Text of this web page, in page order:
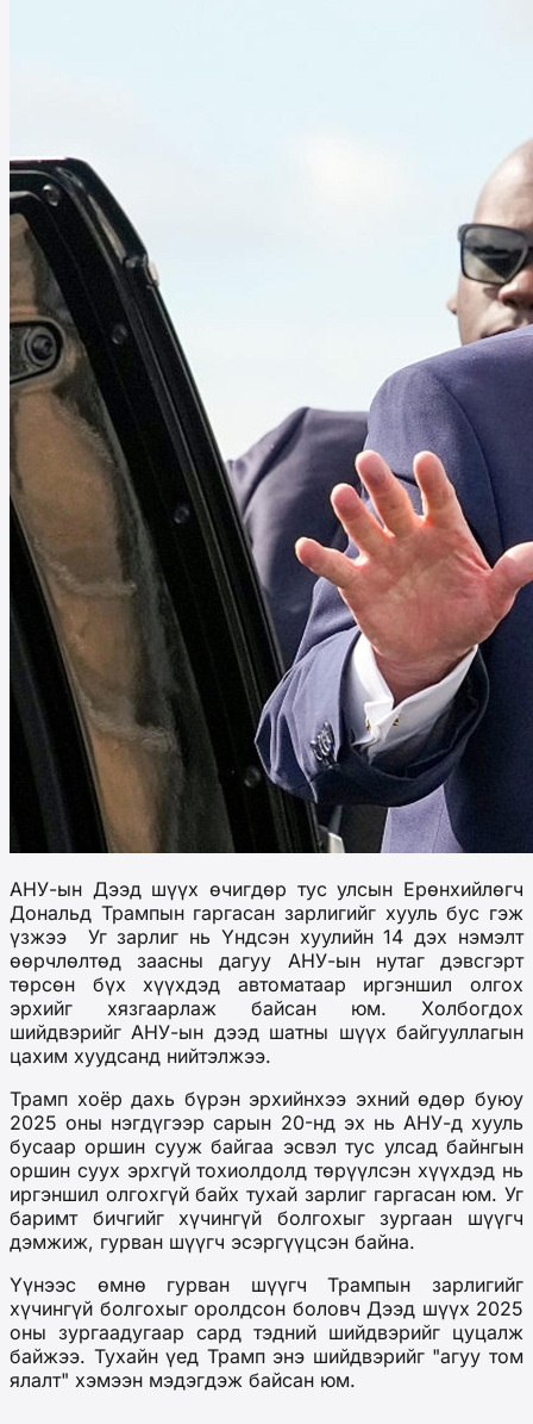
АНУ-ын Дээд шүүх өчигдөр тус улсын Ерөнхийлөгч
Дональд Трампын гаргасан зарлигийг хууль бус гэж
үзжээ Уг зарлиг нь Үндсэн хуулийн 14 дэх нэмэлт
өөрчлөлтөд заасны дагуу АНУ-ын нутаг дэвсгэрт
төрсөн бүх хүүхдэд автоматаар иргэншил олгох
эрхийг хязгаарлаж байсан юм. Холбогдох
шийдвэрийг АНУ-ын дээд шатны шүүх байгууллагын
цахим хуудсанд нийтэлжээ.
Трамп хоёр дахь бүрэн эрхийнхээ эхний өдөр буюу
2025 оны нэгдүгээр сарын 20-нд эх нь АНУ-д хууль
бусаар оршин сууж байгаа эсвэл тус улсад байнгын
оршин суух эрхгүй тохиолдолд төрүүлсэн хүүхдэд нь
иргэншил олгохгүй байх тухай зарлиг гаргасан юм. Уг
баримт бичгийг хүчингүй болгохыг зургаан шүүгч
дэмжиж, гурван шүүгч эсэргүүцсэн байна.
Үүнээс өмнө гурван шүүгч Трампын зарлигийг
хүчингүй болгохыг оролдсон боловч Дээд шүүх 2025
оны зургаадугаар сард тэдний шийдвэрийг цуцалж
байжээ. Тухайн үед Трамп энэ шийдвэрийг "агуу том
ялалт" хэмээн мэдэгдэж байсан юм.